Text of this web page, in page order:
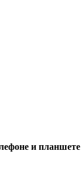
и планшете